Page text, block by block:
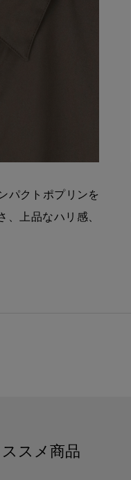
パクトポプリンを
、上品なハリ感、
スメ商品